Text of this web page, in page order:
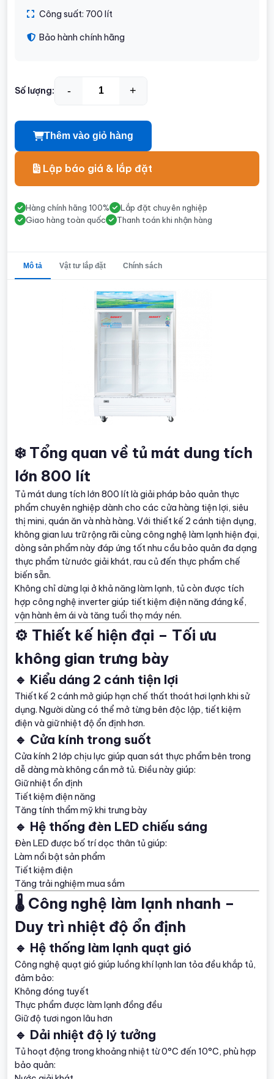
Công suất: 700 lít
Bảo hành chính hãng
Số lượng: - +
Thêm vào giỏ hàng
Lập báo giá & lắp đặt
Hàng chính hãng 100%
Lắp đặt chuyên nghiệp
Giao hàng toàn quốc
Thanh toán khi nhận hàng
Mô tả Vật tư lắp đặt Chính sách
❄️ Tổng quan về tủ mát dung tích
lớn 800 lít
Tủ mát dung tích lớn 800 lít là giải pháp bảo quản thực
phẩm chuyên nghiệp dành cho các cửa hàng tiện lợi, siêu
thị mini, quán ăn và nhà hàng. Với thiết kế 2 cánh tiện dụng,
không gian lưu trữ rộng rãi cùng công nghệ làm lạnh hiện đại,
dòng sản phẩm này đáp ứng tốt nhu cầu bảo quản đa dạng
thực phẩm từ nước giải khát, rau củ đến thực phẩm chế
biến sẵn.
Không chỉ dừng lại ở khả năng làm lạnh, tủ còn được tích
hợp công nghệ inverter giúp tiết kiệm điện năng đáng kể,
vận hành êm ái và tăng tuổi thọ máy nén.
⚙️ Thiết kế hiện đại – Tối ưu
không gian trưng bày
🔹 Kiểu dáng 2 cánh tiện lợi
Thiết kế 2 cánh mở giúp hạn chế thất thoát hơi lạnh khi sử
dụng. Người dùng có thể mở từng bên độc lập, tiết kiệm
điện và giữ nhiệt độ ổn định hơn.
🔹 Cửa kính trong suốt
Cửa kính 2 lớp chịu lực giúp quan sát thực phẩm bên trong
dễ dàng mà không cần mở tủ. Điều này giúp:
Giữ nhiệt ổn định
Tiết kiệm điện năng
Tăng tính thẩm mỹ khi trưng bày
🔹 Hệ thống đèn LED chiếu sáng
Đèn LED được bố trí dọc thân tủ giúp:
Làm nổi bật sản phẩm
Tiết kiệm điện
Tăng trải nghiệm mua sắm
🌡️ Công nghệ làm lạnh nhanh –
Duy trì nhiệt độ ổn định
🔹 Hệ thống làm lạnh quạt gió
Công nghệ quạt gió giúp luồng khí lạnh lan tỏa đều khắp tủ,
đảm bảo:
Không đóng tuyết
Thực phẩm được làm lạnh đồng đều
Giữ độ tươi ngon lâu hơn
🔹 Dải nhiệt độ lý tưởng
Tủ hoạt động trong khoảng nhiệt từ 0°C đến 10°C, phù hợp
bảo quản: